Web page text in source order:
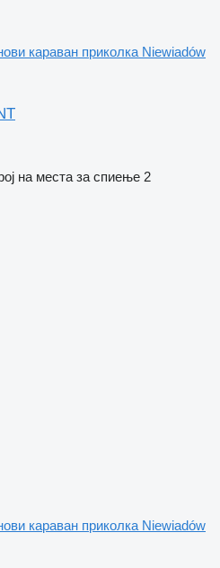
караван приколка Niewiadów
на места за спиење 2
караван приколка Niewiadów